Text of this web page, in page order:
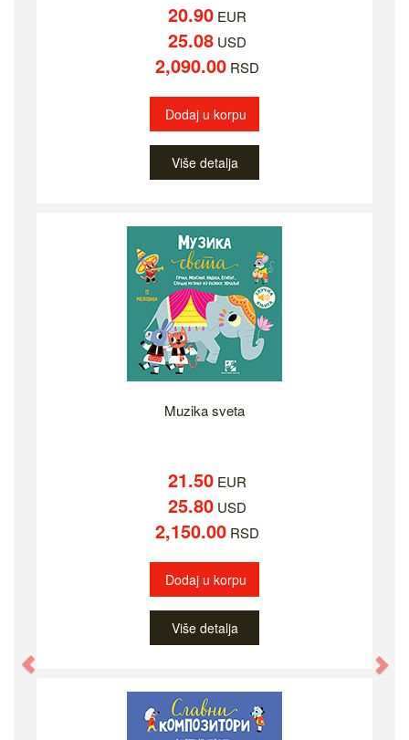
20.90EUR
25.08USD
2,090.00RSD
Dodaj u korpu
Više detalja
Muzika sveta
21.50EUR
25.80USD
2,150.00RSD
Dodaj u korpu
Više detalja